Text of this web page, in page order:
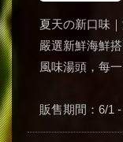
夏天の新口味
嚴選新鮮海鮮
風味湯頭，每
販售期間：6/1 -